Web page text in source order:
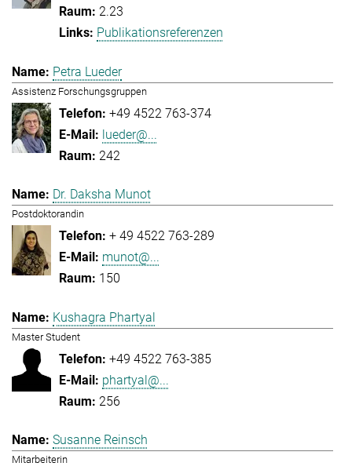
2.23
Publikationsreferenzen
Petra Lueder
Assistenz Forschungsgruppen
+49 4522 763-374
lueder@...
242
Dr. Daksha Munot
Postdoktorandin
+ 49 4522 763-289
munot@...
150
Kushagra Phartyal
Master Student
+49 4522 763-385
phartyal@...
256
Susanne Reinsch
Mitarbeiterin